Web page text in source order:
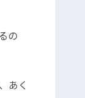
の
あく